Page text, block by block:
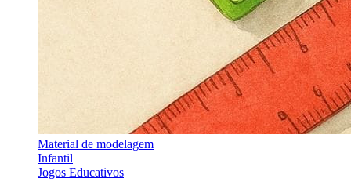
Material de modelagem
Infantil
Jogos Educativos